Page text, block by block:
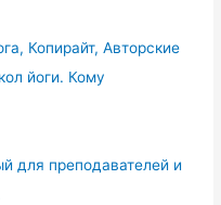
Копирайт, Авторские
йоги. Кому
для преподавателей и